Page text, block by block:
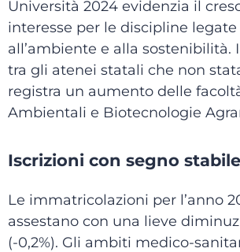
Università 2024 evidenzia il
interesse per le discipline legate
all’ambiente e alla sostenibilità.
tra gli atenei statali che non
registra un aumento delle
Ambientali e Biotecnologie
Iscrizioni con segno stabile
Le immatricolazioni per l’anno
assestano con una lieve
(-0,2%). Gli ambiti medico-